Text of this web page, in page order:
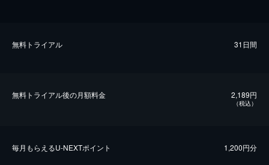
無料トライアル 31日間
無料トライアル後の⽉額料金 2,189円
（税込）
毎⽉もらえるU-NEXTポイント 1,200円分